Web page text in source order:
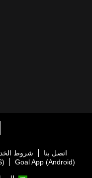
اتصل بنا شروط
Goal App (Android)